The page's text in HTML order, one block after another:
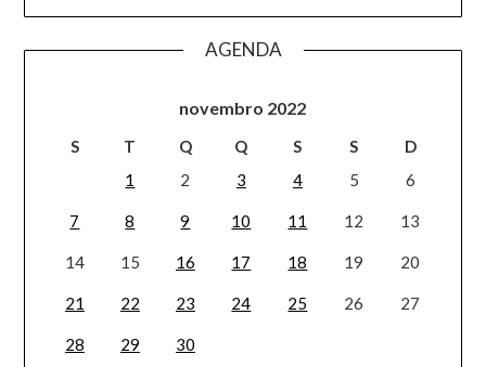
AGENDA
novembro 2022
S T Q Q S S
D
1
2 3 4 5 6
7 8 9 10 11 12 13
14 15 16 17 18 19 20
21 22 23 24 25 26 27
28 29
30